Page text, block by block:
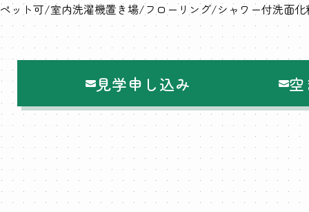
ペット可 室内洗濯機置き場 フローリング シャワー付洗面化
見学申し込み